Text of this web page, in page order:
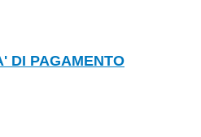
DI PAGAMENTO